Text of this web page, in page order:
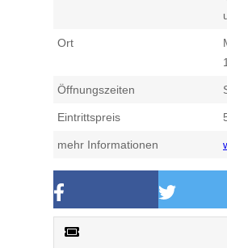
Ort
Öffnungszeiten
Eintrittspreis
mehr Informationen